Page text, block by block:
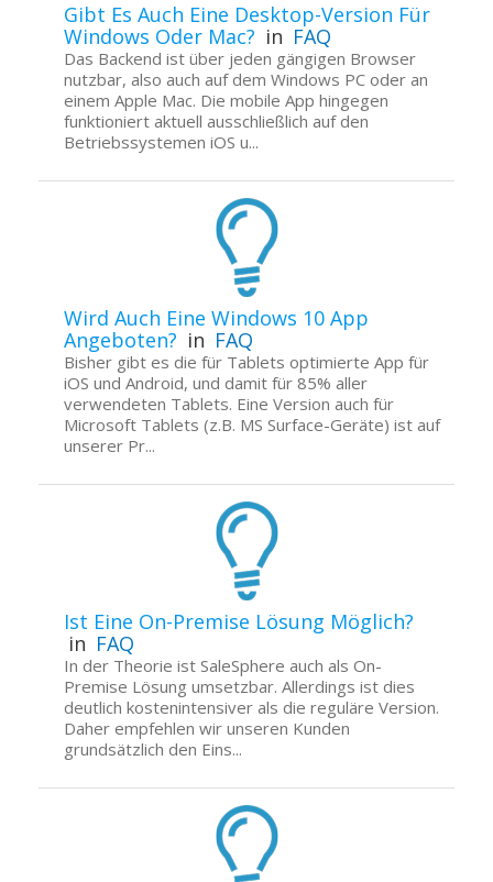
Gibt Es Auch Eine Desktop-Version Für
Windows Oder Mac? in FAQ
Das Backend ist über jeden gängigen Browser
nutzbar, also auch auf dem Windows PC oder an
einem Apple Mac. Die mobile App hingegen
funktioniert aktuell ausschließlich auf den
Betriebssystemen iOS u...
Wird Auch Eine Windows 10 App
Angeboten? in FAQ
Bisher gibt es die für Tablets optimierte App für
iOS und Android, und damit für 85% aller
verwendeten Tablets. Eine Version auch für
Microsoft Tablets (z.B. MS Surface-Geräte) ist auf
unserer Pr...
Ist Eine On-Premise Lösung Möglich?
in FAQ
In der Theorie ist SaleSphere auch als On-
Premise Lösung umsetzbar. Allerdings ist dies
deutlich kostenintensiver als die reguläre Version.
Daher empfehlen wir unseren Kunden
grundsätzlich den Eins...